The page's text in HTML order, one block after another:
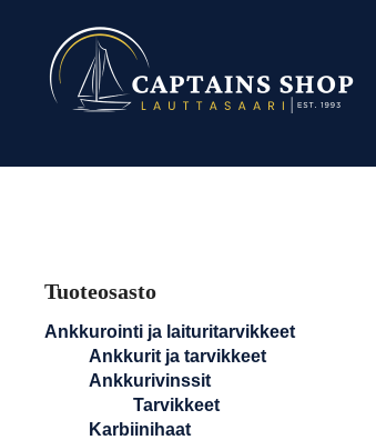
Tuoteosasto
Ankkurointi ja laituritarvikkeet
Ankkurit ja tarvikkeet
Ankkurivinssit
Tarvikkeet
Karbiinihaat